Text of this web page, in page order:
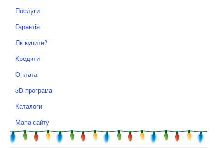
Послуги
Гарантія
Як купити?
Кредити
Оплата
3D-програма
Каталоги
Мапа сайту